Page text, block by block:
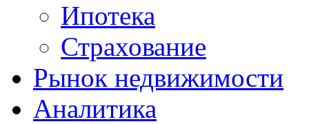
Ипотека
Страхование
Рынок недвижимости
Аналитика